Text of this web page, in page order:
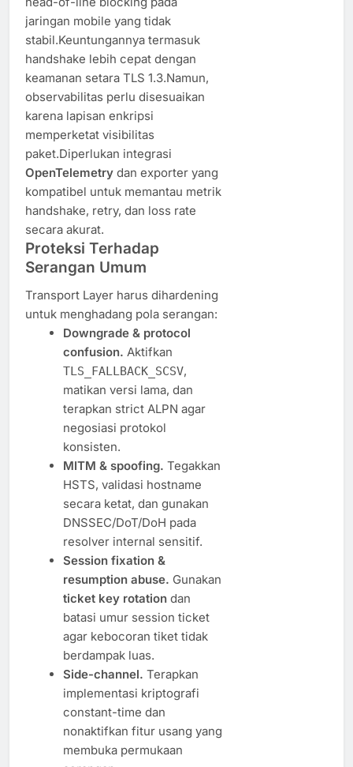
jaringan mobile yang tidak
stabil.Keuntungannya termasuk
handshake lebih cepat dengan
keamanan setara TLS 1.3.Namun,
observabilitas perlu disesuaikan
karena lapisan enkripsi
memperketat visibilitas
paket.Diperlukan integrasi
OpenTelemetry dan exporter yang
kompatibel untuk memantau metrik
handshake, retry, dan loss rate
secara akurat.
Proteksi Terhadap
Serangan Umum
Transport Layer harus dihardening
untuk menghadang pola serangan:
Downgrade & protocol
confusion. Aktifkan
TLS_FALLBACK_SCSV,
matikan versi lama, dan
terapkan strict ALPN agar
negosiasi protokol
konsisten.
MITM & spoofing. Tegakkan
HSTS, validasi hostname
secara ketat, dan gunakan
DNSSEC/DoT/DoH pada
resolver internal sensitif.
Session fixation &
resumption abuse. Gunakan
ticket key rotationdan
batasi umur session ticket
agar kebocoran tiket tidak
berdampak luas.
Side-channel. Terapkan
implementasi kriptografi
constant-time dan
nonaktifkan fitur usang yang
membuka permukaan